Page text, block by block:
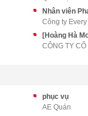
Nhân viên
Công ty
[Hoàng Hà
phục vụ
AE Quán